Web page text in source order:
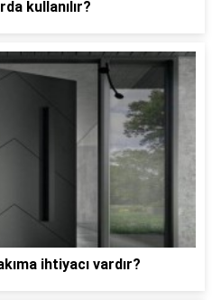
kullanılır?
ihtiyacı vardır?